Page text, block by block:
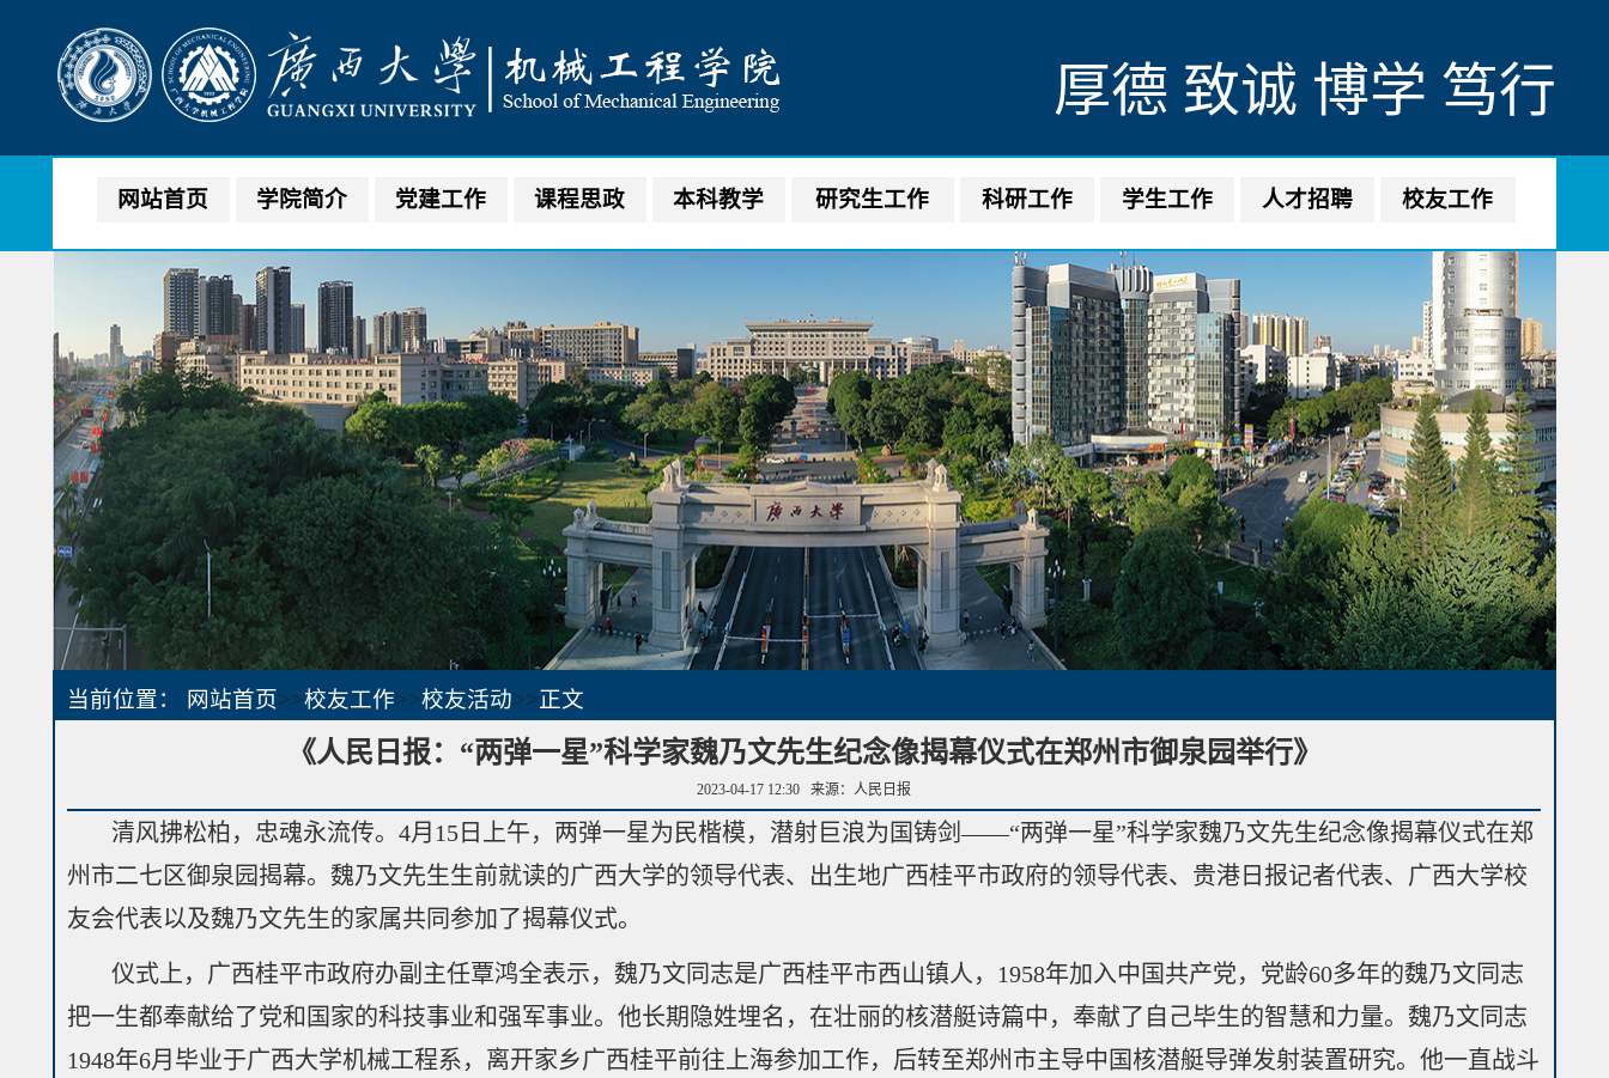
厚德 致诚 博学 笃行
网站首页 学院简介 党建工作 课程思政 本科教学 研究生工作 科研工作 学生工作 人才招聘 校友工作
当前位置： 网站首页>>校友工作>>校友活动>>正文
《人民日报：“两弹一星”科学家魏乃文先生纪念像揭幕仪式在郑州市御泉园举行》
2023-04-17 12:30 来源：人民日报
清风拂松柏，忠魂永流传。4月15日上午，两弹一星为民楷模，潜射巨浪为国铸剑——“两弹一星”科学家魏乃文先生纪念像揭幕仪式在郑
州市二七区御泉园揭幕。魏乃文先生生前就读的广西大学的领导代表、出生地广西桂平市政府的领导代表、贵港日报记者代表、广西大学校
友会代表以及魏乃文先生的家属共同参加了揭幕仪式。
仪式上，广西桂平市政府办副主任覃鸿全表示，魏乃文同志是广西桂平市西山镇人，1958年加入中国共产党，党龄60多年的魏乃文同志
把一生都奉献给了党和国家的科技事业和强军事业。他长期隐姓埋名，在壮丽的核潜艇诗篇中，奉献了自己毕生的智慧和力量。魏乃文同志
1948年6月毕业于广西大学机械工程系，离开家乡广西桂平前往上海参加工作，后转至郑州市主导中国核潜艇导弹发射装置研究。他一直战斗